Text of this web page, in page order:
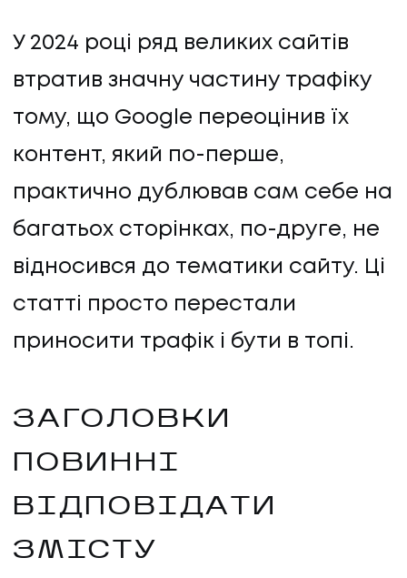
У 2024 році ряд великих сайтів
втратив значну частину трафіку
тому, що Google переоцінив їх
контент, який по-перше,
практично дублював сам себе на
багатьох сторінках, по-друге, не
відносився до тематики сайту. Ці
статті просто перестали
приносити трафік і бути в топі.
ЗАГОЛОВКИ
ПОВИННІ
ВІДПОВІДАТИ
ЗМІСТУ